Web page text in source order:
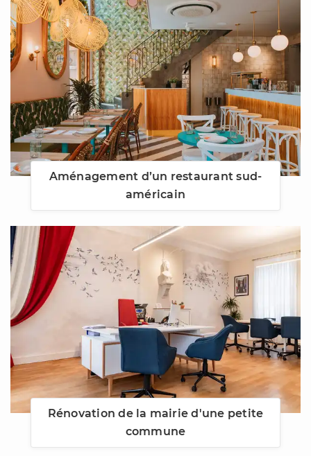
Aménagement d’un restaurant sud-
américain
Rénovation de la mairie d'une petite
commune